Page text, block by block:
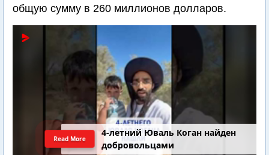
общую сумму в 260 миллионов долларов.
4-летний Юваль Коган найден
добровольцами
Read More